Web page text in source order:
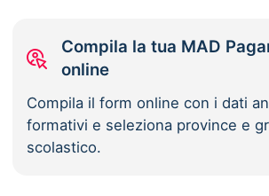
Compila la tua MAD
online
Compila il form online con i dati
formativi e seleziona province e
scolastico.